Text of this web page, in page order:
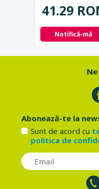
41.29
Notifică-mă
Abonează-te la
Sunt de acord cu
politica de